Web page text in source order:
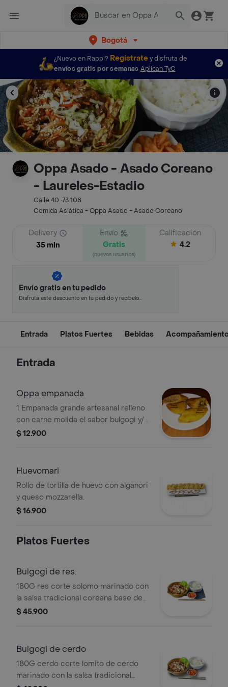
Bogotá
¿Nuevo en Rappi? Regístratey disfruta de
envíos gratis por semanas Aplican TyC
Oppa Asado - Asado Coreano
- Laureles-Estadio
Calle 40 ·73 108
Comida Asiática - Oppa Asado - Asado Coreano
Delivery
35 min
Envío
Gratis
(nuevos usuarios)
Calificación
4.2
Envío gratis en tu pedido
Disfruta este descuento en tu pedido y recíbelo
Entrada Platos Fuertes Bebidas
Entrada
Oppa empanada
1 Empanada grande artesanal relleno
con carne molida el sabor bulgogi y/o
kimchi
$ 12.900
Huevomari
Rollo de tortilla de huevo con alganori
y queso mozzarella.
$ 16.900
Platos Fuertes
Bulgogi de res.
180G res corte solomo marinado con
la salsa tradicional coreana base de
salsa de soya coreana. salteada con
$ 45.900
Bulgogi de cerdo
180G cerdo corte lomito de cerdo
marinado con la salsa tradicional